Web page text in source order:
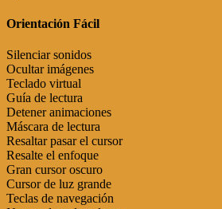
Orientación Fácil
Silenciar sonidos
Ocultar imágenes
Teclado virtual
Guía de lectura
Detener animaciones
Máscara de lectura
Resaltar pasar el cursor
Resalte el enfoque
Gran cursor oscuro
Cursor de luz grande
Teclas de navegación